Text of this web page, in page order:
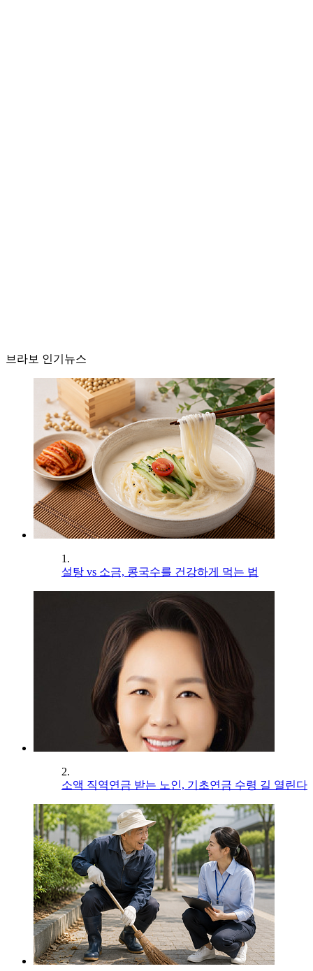
브라보 인기뉴스
1.
설탕 vs 소금, 콩국수를 건강하게 먹는 법
2.
소액 직역연금 받는 노인, 기초연금 수령 길 열린다